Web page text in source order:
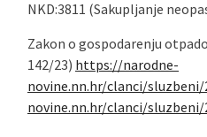
NKD:3811 (Sakupljanje
Zakon o gospodarenju
142/23) https://narodne-
novine.nn.hr/clanci/sluzbeni/
novine.nn.hr/clanci/sluzbeni/